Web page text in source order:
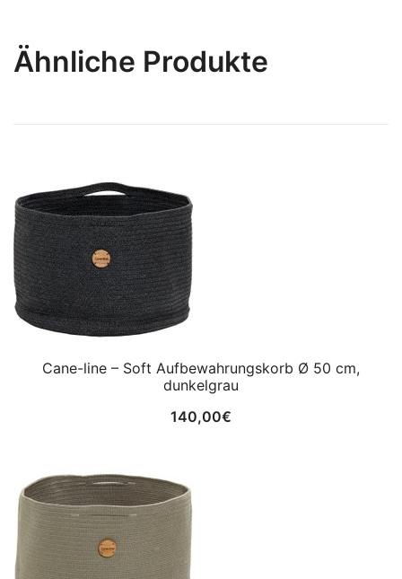
Ähnliche Produkte
Cane-line – Soft Aufbewahrungskorb Ø 50 cm,
dunkelgrau
140,00€